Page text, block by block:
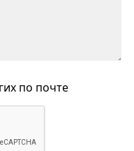
по почте